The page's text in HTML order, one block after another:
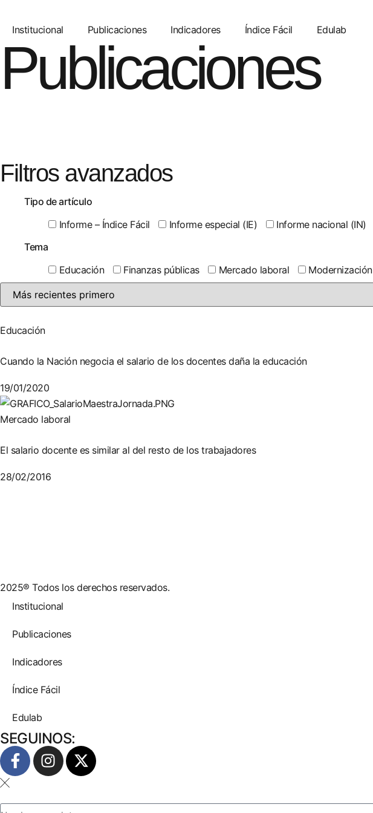
Institucional Publicaciones Indicadores Índice Fácil Edulab
Publicaciones
Filtros avanzados
Tipo de artículo
Informe – Índice Fácil
Informe especial (IE) Informe nacional (IN)
Tema
Educación
Finanzas públicas Mercado laboral Modernización
Educación
Cuando la Nación negocia el salario de los docentes daña la educación
19/01/2020
Mercado laboral
El salario docente es similar al del resto de los trabajadores
28/02/2016
2025® Todos los derechos reservados.
Institucional
Publicaciones
Indicadores
Índice Fácil
Edulab
SEGUINOS: